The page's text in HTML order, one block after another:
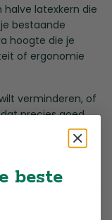
halve latexkern die
bestaande
hoogte die je
of ergonomie
verminderen, of
precies goed
voor een goede
beste